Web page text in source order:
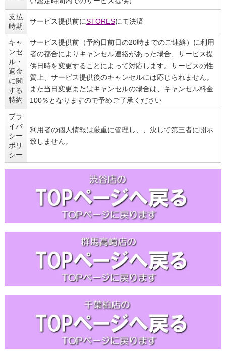
支払
時期
サービス提供前にSTORESにて決済
キャ
ンセ
ル・
返金
に関
する
特約
サービス提供前（予約日前日の20時までのご連絡）に利用
者の都合によりキャンセル連絡があった場合、サービス提
供日時を変更することによって対応します。サービスの性
質上、サービス提供後のキャンセルには応じられません。
また当日変更またはキャンセルの場合は、キャンセル料金
100％となりますので予めご了承ください
プラ
イバ
シー
ポリ
シー
利用者の個人情報は厳重に管理し、、決して第三者に開示
致しません。